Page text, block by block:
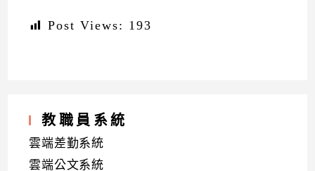
Post Views: 193
教職員系統
雲端差勤系統
雲端公文系統